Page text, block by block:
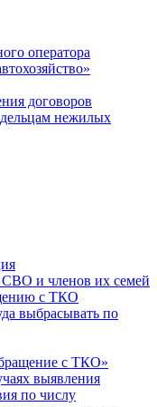
оператора
договоров
нежилых
и членов их семей
с ТКО
выбрасывать по
с ТКО»
выявления
по числу